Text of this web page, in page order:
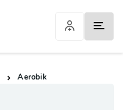
Aerobik